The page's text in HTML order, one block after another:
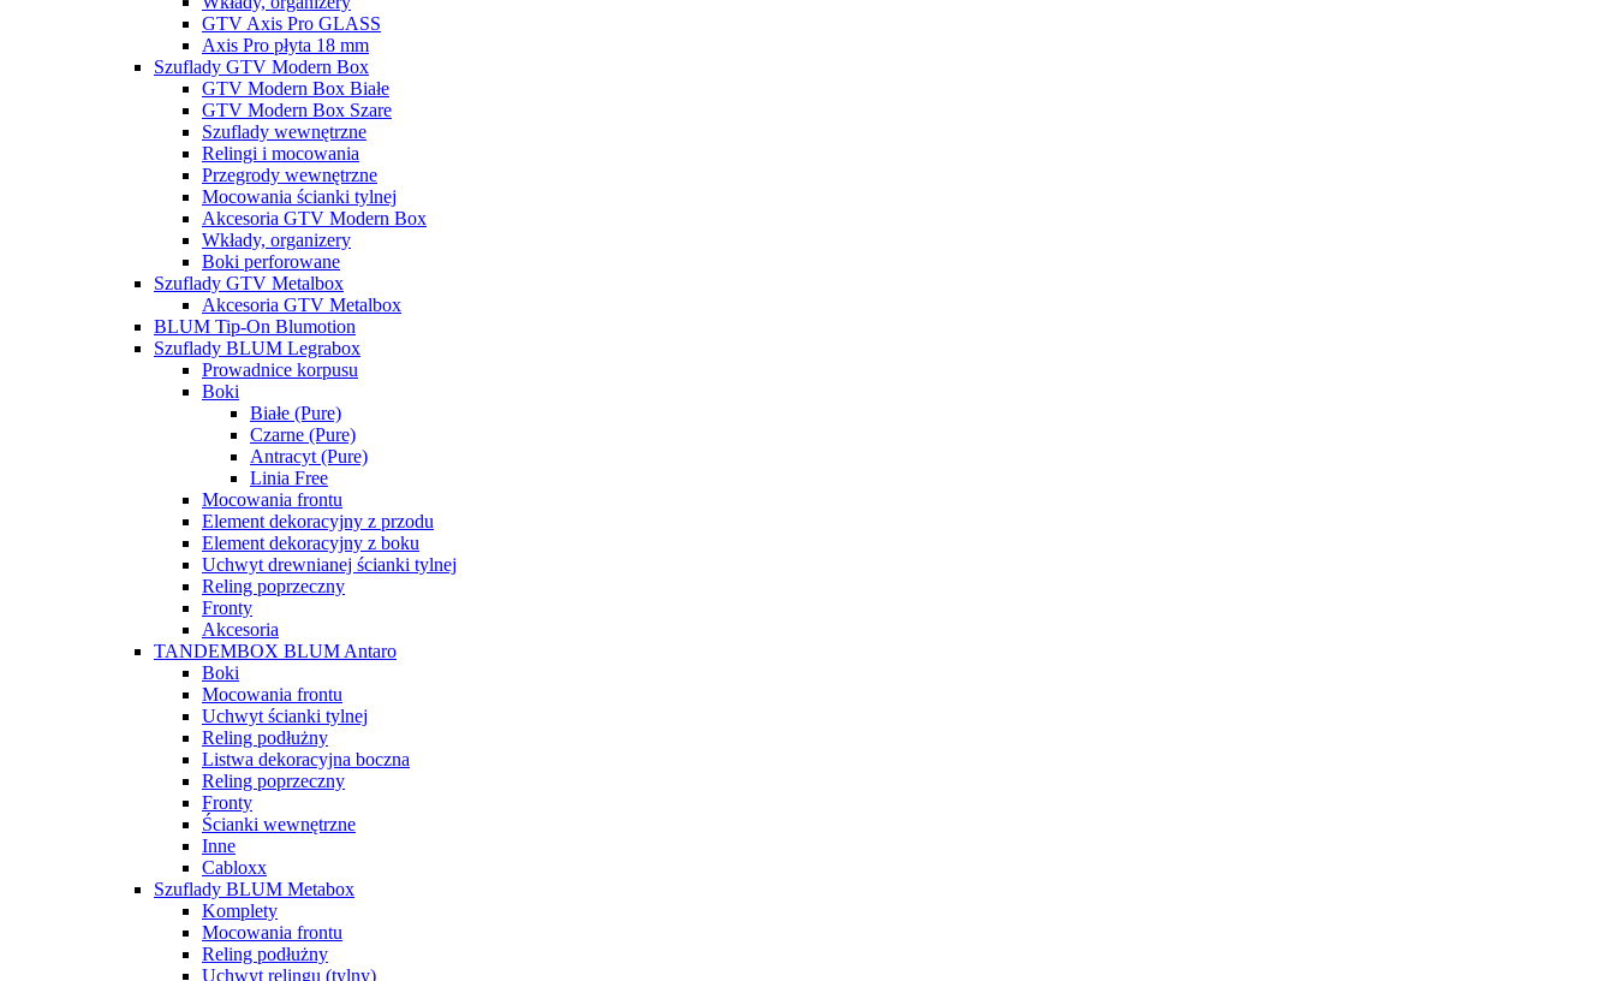
GTV Axis Pro GLASS
Axis Pro płyta 18 mm
Szuflady GTV Modern Box
GTV Modern Box Białe
GTV Modern Box Szare
Szuflady wewnętrzne
Relingi i mocowania
Przegrody wewnętrzne
Mocowania ścianki tylnej
Akcesoria GTV Modern Box
Wkłady, organizery
Boki perforowane
Szuflady GTV Metalbox
Akcesoria GTV Metalbox
BLUM Tip-On Blumotion
Szuflady BLUM Legrabox
Prowadnice korpusu
Boki
Białe (Pure)
Czarne (Pure)
Antracyt (Pure)
Linia Free
Mocowania frontu
Element dekoracyjny z przodu
Element dekoracyjny z boku
Uchwyt drewnianej ścianki tylnej
Reling poprzeczny
Fronty
Akcesoria
TANDEMBOX BLUM Antaro
Boki
Mocowania frontu
Uchwyt ścianki tylnej
Reling podłużny
Listwa dekoracyjna boczna
Reling poprzeczny
Fronty
Ścianki wewnętrzne
Inne
Cabloxx
Szuflady BLUM Metabox
Komplety
Mocowania frontu
Reling podłużny
Uchwyt relingu (tylny)